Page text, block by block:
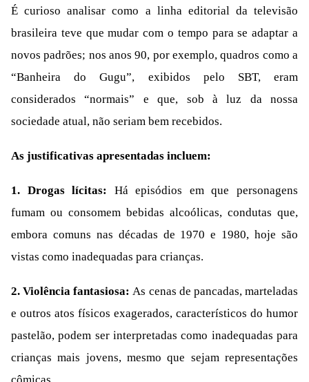
É curioso analisar como a linha editorial da televisão
brasileira teve que mudar com o tempo para se adaptar a
novos padrões; nos anos 90, por exemplo, quadros como a
“Banheira do Gugu”, exibidos pelo SBT, eram
considerados “normais” e que, sob à luz da nossa
sociedade atual, não seriam bem recebidos.
As justificativas apresentadas incluem:
1. Drogas lícitas: Há episódios em que personagens
fumam ou consomem bebidas alcoólicas, condutas que,
embora comuns nas décadas de 1970 e 1980, hoje são
vistas como inadequadas para crianças.
2. Violência fantasiosa: As cenas de pancadas, marteladas
e outros atos físicos exagerados, característicos do humor
pastelão, podem ser interpretadas como inadequadas para
crianças mais jovens, mesmo que sejam representações
cômicas.